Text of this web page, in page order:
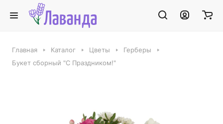
Главная Каталог Цветы
Герберы
Букет сборный "С Праздником!"